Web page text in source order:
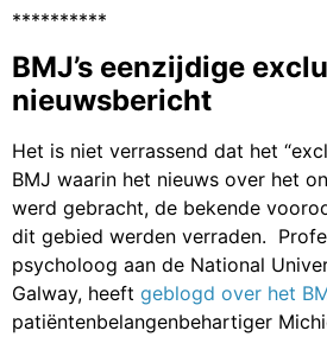
**********
BMJ’s eenzijdige
nieuwsbericht
Het is niet verrassend dat het
BMJ waarin het nieuws over het
werd gebracht, de bekende
dit gebied werden verraden.
psycholoog aan de National
Galway, heeft geblogd over het
patiëntenbelangenbehartiger